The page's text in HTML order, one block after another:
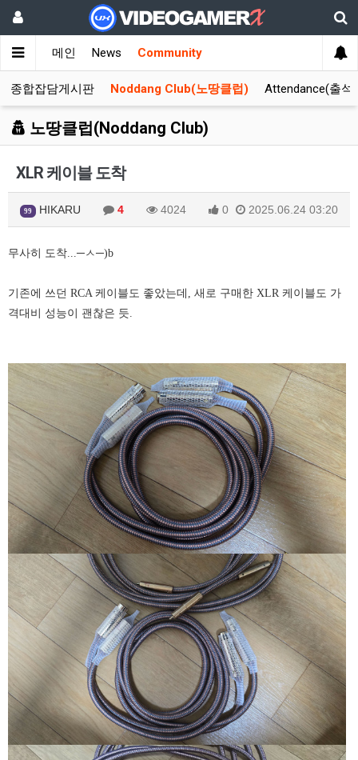
메인 News Community
종합잡담게시판 Noddang Club(노땅클럽) Attendance(출석
노땅클럽(Noddang Club)
XLR 케이블 도착
99 HIKARU 4 4024 0 2025.06.24 03:20
무사히 도착...─ㅅ─)b
기존에 쓰던 RCA 케이블도 좋았는데, 새로 구매한 XLR 케이블도 가
격대비 성능이 괜찮은 듯.